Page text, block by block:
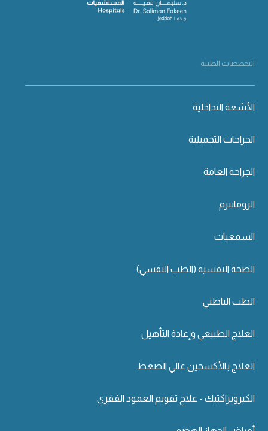
التخصصات الطبية
الأشعة التداخلية
الجراحات التجميلية
الجراحة العامة
الروماتيزم
السمعيات
الصحة النفسية (الطب النفسي)
الطب الباطني
العلاج الطبيعي وإعادة التأهيل
العلاج بالأكسجين عالي الضغط
الكيروبراكتيك - علاج تقويم العمود الفقري